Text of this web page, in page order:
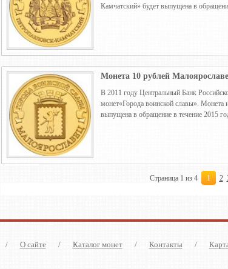
Камчатский» будет выпущена в
Монета 10 рублей
В 2011 году Центральный Банк
монет«Города воинской славы». Монета
выпущена в обращение в течение 2015
Страница 1 из 4 1 2
/ О сайте / Каталог монет / Контакты /